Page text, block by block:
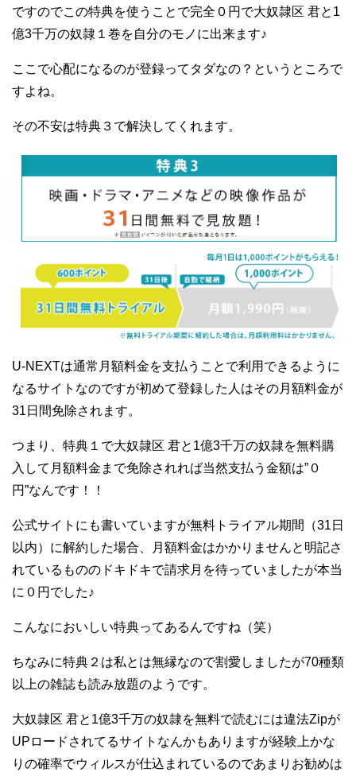
ですのでこの特典を使うことで完全０円で大奴隷区 君と1
億3千万の奴隷１巻を自分のモノに出来ます♪
ここで心配になるのが登録ってタダなの？というところで
すよね。
その不安は特典３で解決してくれます。
U-NEXTは通常月額料金を支払うことで利用できるように
なるサイトなのですが初めて登録した人はその月額料金が
31日間免除されます。
つまり、特典１で大奴隷区 君と1億3千万の奴隷を無料購
入して月額料金まで免除されれば当然支払う金額は”０
円”なんです！！
公式サイトにも書いていますが無料トライアル期間（31日
以内）に解約した場合、月額料金はかかりませんと明記さ
れているもののドキドキで請求月を待っていましたが本当
に０円でした♪
こんなにおいしい特典ってあるんですね（笑）
ちなみに特典２は私とは無縁なので割愛しましたが70種類
以上の雑誌も読み放題のようです。
大奴隷区 君と1億3千万の奴隷を無料で読むには違法Zipが
UPロードされてるサイトなんかもありますが経験上かな
りの確率でウィルスが仕込まれているのであまりお勧めは